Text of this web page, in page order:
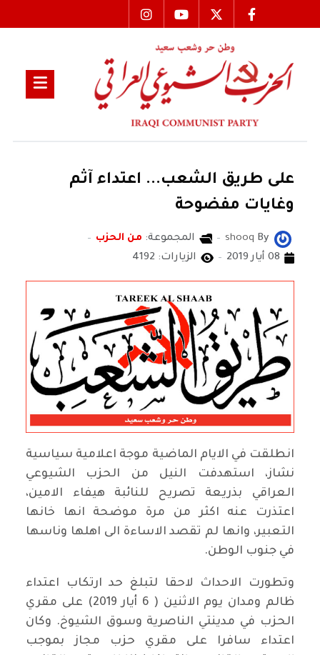
على طريق الشعب... اعتداء آثم
وغايات مفضوحة
By
shooq المجموعة: من الحزب
08 أيار 2019
الزيارات: 4192
انطلقت في الايام الماضية موجة اعلامية سياسية
نشاز، استهدفت النيل من الحزب الشيوعي
العراقي بذريعة تصريح للنائبة هيفاء الامين،
اعتذرت عنه اكثر من مرة موضحة انها خانها
التعبير، وانها لم تقصد الاساءة الى اهلها وناسها
في جنوب الوطن.
وتطورت الاحداث لاحقا لتبلغ حد ارتكاب اعتداء
ظالم ومدان يوم الاثنين ( 6 أيار 2019) على مقري
الحزب في مدينتي الناصرية وسوق الشيوخ. وكان
اعتداء سافرا على مقري حزب مجاز بموجب